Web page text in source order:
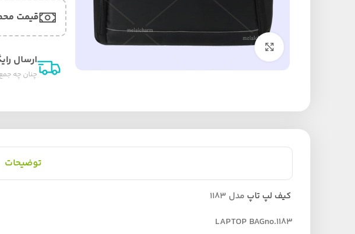
برای بزرگنمایی کلیک کنید
قیمت
ارسال
چنان چه جمع صورت حساب شما بالای
توضیحات
کیف لپ تاپ مدل 1183
LAPTOP BAGno.1183